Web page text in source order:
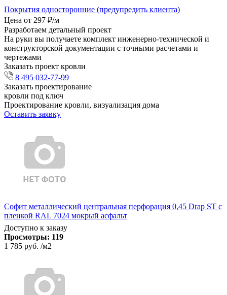
Покрытия односторонние (предупредить клиента)
Цена от 297 ₽/м
Разработаем детальный проект
На руки вы получаете комплект инженерно-технической и
конструкторской документации с точными расчетами и
чертежами
Заказать проект кровли
8 495 032-77-99
Заказать проектирование
кровли под ключ
Проектирование кровли, визуализация дома
Оставить заявку
Софит металлический центральная перфорация 0,45 Drap ST с
пленкой RAL 7024 мокрый асфальт
Доступно к заказу
Просмотры: 119
1 785 руб. /м2